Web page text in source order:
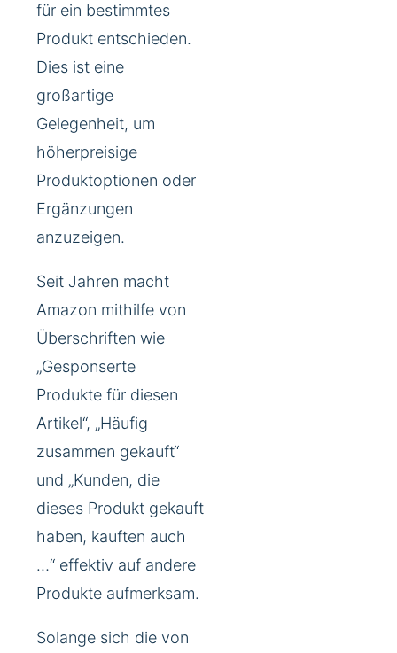
für ein bestimmtes
Produkt entschieden.
Dies ist eine
großartige
Gelegenheit, um
höherpreisige
Produktoptionen oder
Ergänzungen
anzuzeigen.
Seit Jahren macht
Amazon mithilfe von
Überschriften wie
„Gesponserte
Produkte für diesen
Artikel“, „Häufig
zusammen gekauft“
und „Kunden, die
dieses Produkt gekauft
haben, kauften auch
…“ effektiv auf andere
Produkte aufmerksam.
Solange sich die von